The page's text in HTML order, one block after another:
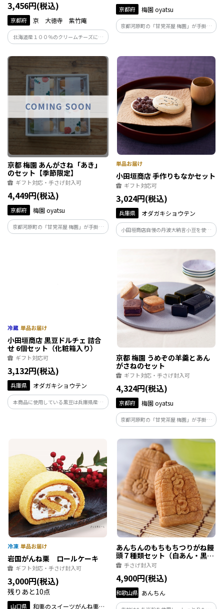
3,456円(税込)
京都府 京 大徳寺 紫竹庵
北海道産１００％のクリームチーズに京
都名物の大徳寺納豆が入ったチーズケー
キです。大徳寺納豆の塩味、熟成の旨味が
入った他にないチーズケーキになります。
追熟で美味しさが増します。
京都府 梅園 oyatsu
京都河原町の「甘党茶屋 梅園」が手掛け
る「梅園 oyatsu」の、ギフトにもお使い
京都 梅園 あんがさね「あき」
のセット【季節限定】
ギフト対応・手さげ封入可
4,449円(税込)
京都府 梅園 oyatsu
京都河原町の「甘党茶屋 梅園」が手掛け
る「梅園 oyatsu」の、様々なあんと生地
小田垣商店 手作りもなかセット
ギフト対応可
3,024円(税込)
兵庫県 オダガキショウテン
小田垣商店自慢の丹波大納言小豆を使用
した粒あんで本格的な美味しいもなかが
ご家庭で簡単に作れます。
小田垣商店 黒豆ドルチェ 詰合
せ 6個セット（化粧箱入り）
ギフト対応可
3,132円(税込)
産者の皆様が炎天下の中、手間暇をかけ
て栽培して頂いた丹波黒を当社の職人が
素材を吟味し手撰りで仕上げております。
京都 梅園 うめぞの羊羹とあん
がさねのセット
ギフト対応・手さげ封入可
4,324円(税込)
京都府 梅園 oyatsu
京都河原町の「甘党茶屋 梅園」が手掛け
る「梅園 oyatsu」の、ギフトにもお使い
いただける詰め合わせセットです。
岩国がんね栗 ロールケーキ
ギフト対応・手さげ封入可
3,000円(税込)
残りあと10点
あんちんのもちもちつりがね饅
頭７種類セット（白あん・黒あ
ん・梅あん・つぶあん・栗あ
ん・カスタード・キャラメル）
手さげ封入可
4,900円(税込)
和歌山県 あんちん